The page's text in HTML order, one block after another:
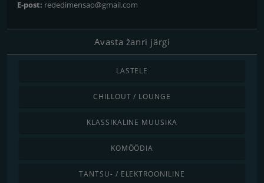
E-post: rededimensao@gmail.com
Avasta žanri järgi
LASTELE
CHILLOUT / LOUNGE
KLASSIKALINE MUUSIKA
KOMÖÖDIA
TANTSU- / ELEKTROONILINE